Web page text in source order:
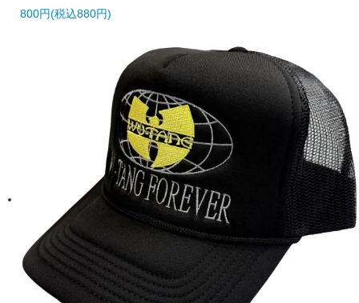
800円(税込880円)